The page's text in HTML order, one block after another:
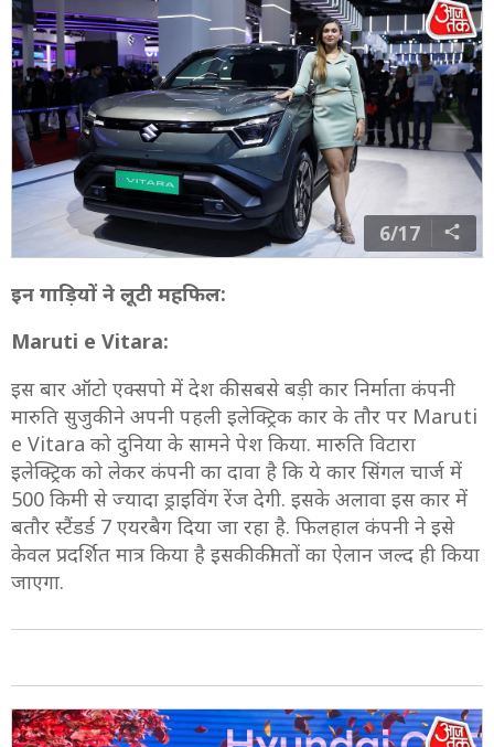
6/17
इन गाड़ियों ने लूटी महफिल:
Maruti e Vitara:
इस बार ऑटो एक्सपो में देश की सबसे बड़ी कार निर्माता कंपनी
मारुति सुजुकी ने अपनी पहली इलेक्ट्रिक कार के तौर पर Maruti
e Vitara को दुनिया के सामने पेश किया. मारुति विटारा
इलेक्ट्रिक को लेकर कंपनी का दावा है कि ये कार सिंगल चार्ज में
500 किमी से ज्यादा ड्राइविंग रेंज देगी. इसके अलावा इस कार में
बतौर स्टैंडर्ड 7 एयरबैग दिया जा रहा है. फिलहाल कंपनी ने इसे
केवल प्रदर्शित मात्र किया है इसकी कीमतों का ऐलान जल्द ही किया
जाएगा.